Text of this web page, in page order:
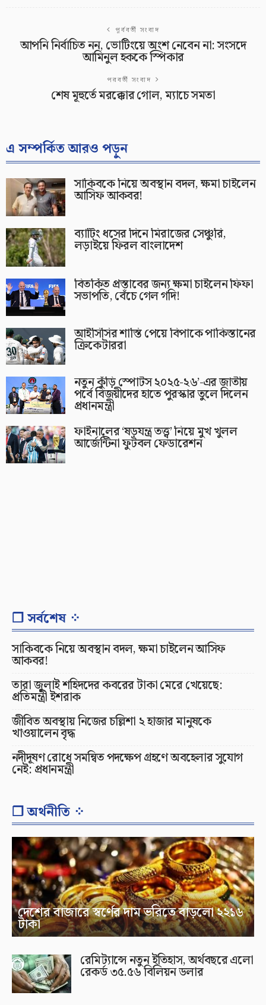
পূর্ববর্তী সংবাদ
আপনি নির্বাচিত নন, ভোটিংয়ে অংশ নেবেন না: সংসদে
আমিনুল হককে স্পিকার
পরবর্তী সংবাদ
শেষ মূহুর্তে মরক্কোর গোল, ম্যাচে সমতা
এ সম্পর্কিত আরও পড়ুন
সাকিবকে নিয়ে অবস্থান বদল, ক্ষমা চাইলেন
আসিফ আকবর!
ব্যাটিং ধসের দিনে মিরাজের সেঞ্চুরি,
লড়াইয়ে ফিরল বাংলাদেশ
বিতর্কিত প্রস্তাবের জন্য ক্ষমা চাইলেন ফিফা
সভাপতি, বেঁচে গেল গদি!
আইসিসির শাস্তি পেয়ে বিপাকে পাকিস্তানের
ক্রিকেটাররা
নতুন কুঁড়ি স্পোর্টস ২০২৫-২৬’-এর জাতীয়
পর্বে বিজয়ীদের হাতে পুরস্কার তুলে দিলেন
প্রধানমন্ত্রী
ফাইনালের ‘ষড়যন্ত্র তত্ত্ব’ নিয়ে মুখ খুলল
আর্জেন্টিনা ফুটবল ফেডারেশন
❐ সর্বশেষ ⁘
সাকিবকে নিয়ে অবস্থান বদল, ক্ষমা চাইলেন আসিফ
আকবর!
তারা জুলাই শহিদদের কবরের টাকা মেরে খেয়েছে:
প্রতিমন্ত্রী ইশরাক
জীবিত অবস্থায় নিজের চল্লিশা ২ হাজার মানুষকে
খাওয়ালেন বৃদ্ধ
নদীদূষণ রোধে সমন্বিত পদক্ষেপ গ্রহণে অবহেলার সুযোগ
নেই: প্রধানমন্ত্রী
❐ অর্থনীতি ⁘
দেশের বাজারে স্বর্ণের দাম ভরিতে বাড়লো ২২১৬
টাকা
রেমিট্যান্সে নতুন ইতিহাস, অর্থবছরে এলো
রেকর্ড ৩৫.৫৬ বিলিয়ন ডলার